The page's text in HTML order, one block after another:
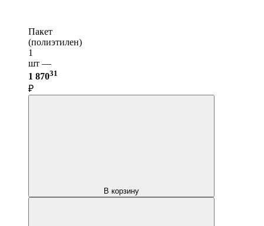
Пакет
(полиэтилен)
1
шт —
1 87031
₽
В корзину